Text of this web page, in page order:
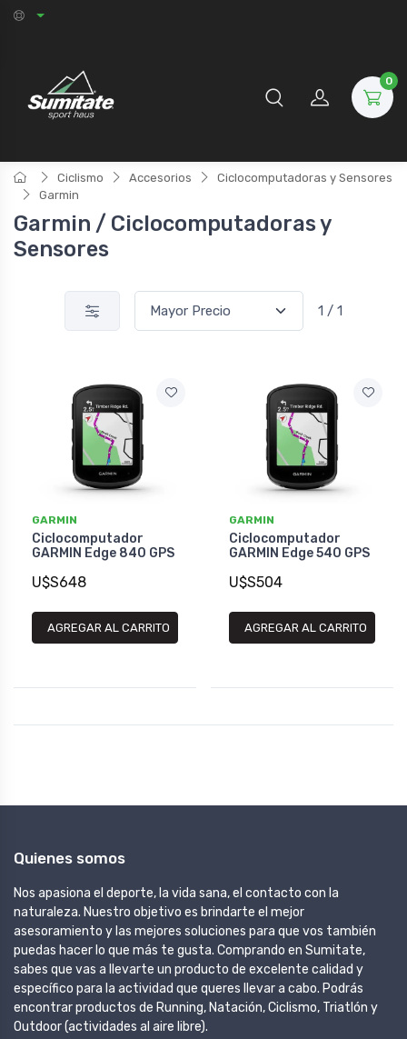
0
Ciclismo Accesorios
Ciclocomputadoras y Sensores
Garmin
Garmin / Ciclocomputadoras y
Sensores
1 / 1
GARMIN
Ciclocomputador
GARMIN Edge 840 GPS
U$S648
AGREGAR AL CARRITO
GARMIN
Ciclocomputador
GARMIN Edge 540 GPS
U$S504
AGREGAR AL CARRITO
Quienes somos
Nos apasiona el deporte, la vida sana, el contacto con la
naturaleza. Nuestro objetivo es brindarte el mejor
asesoramiento y las mejores soluciones para que vos también
puedas hacer lo que más te gusta. Comprando en Sumitate,
sabes que vas a llevarte un producto de excelente calidad y
específico para la actividad que queres llevar a cabo. Podrás
encontrar productos de Running, Natación, Ciclismo, Triatlón y
Outdoor (actividades al aire libre).